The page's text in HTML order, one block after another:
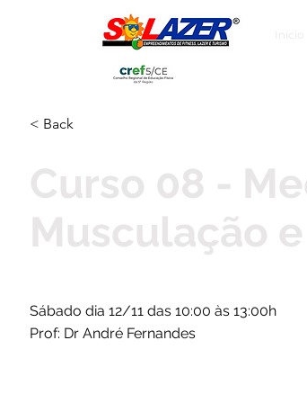
< Back
Curso 08 -
Musculação
Sábado dia 12/11 das 10:00 às 13:00h
Prof: Dr André Fernandes